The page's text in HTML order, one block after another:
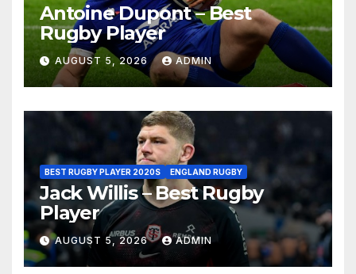
Antoine Dupont – Best
Rugby Player
AUGUST 5, 2026 ADMIN
BEST RUGBY PLAYER 2020S ENGLAND RUGBY
Jack Willis – Best Rugby
Player
AUGUST 5, 2026 ADMIN